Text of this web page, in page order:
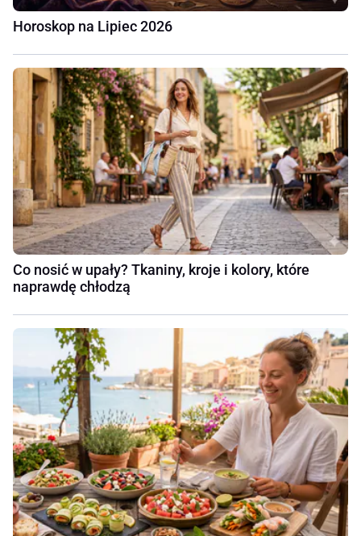
Horoskop na Lipiec 2026
Co nosić w upały? Tkaniny, kroje i kolory, które
naprawdę chłodzą